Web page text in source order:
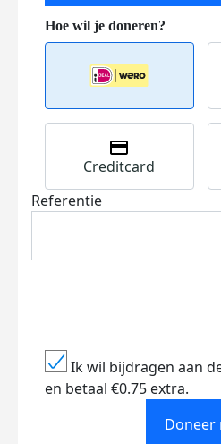
Creditcard
Referentie
Ik wil bijdragen aan
en betaal €0.75 extra.
Doneer